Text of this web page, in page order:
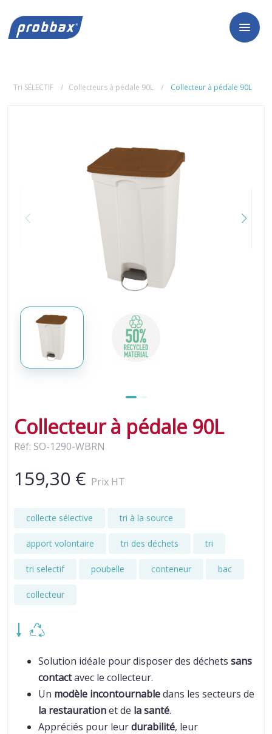
Tri SÉLECTIF Collecteurs à pédale 90L Collecteur à pédale 90L
Collecteur à pédale 90L
Réf: SO-1290-WBRN
159,30 € Prix HT
collecte sélective tri à la source
apport volontaire tri des déchets tri
tri selectif poubelle conteneur bac
collecteur
Solution idéale pour disposer des déchets sans
contactavec le collecteur.
Un modèle incontournabledans les secteurs de
la restaurationet de la santé.
Appréciés pour leurdurabilité, leur